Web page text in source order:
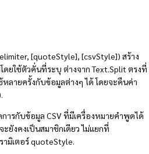
[quoteStyle], [csvStyle]) สร้าง
ยใช้ตัวคั่นที่ระบุ ต่างจาก Text.Split ตรงที่
ลายครั้งกับข้อมูลต่างๆ ได้ โดยจะคืนค่า
ารกับข้อมูล CSV ที่มีเครื่องหมายคำพูดได้
ะยังคงเป็นสมาชิกเดียว ไม่แยกที่
ามิเตอร์ quoteStyle.